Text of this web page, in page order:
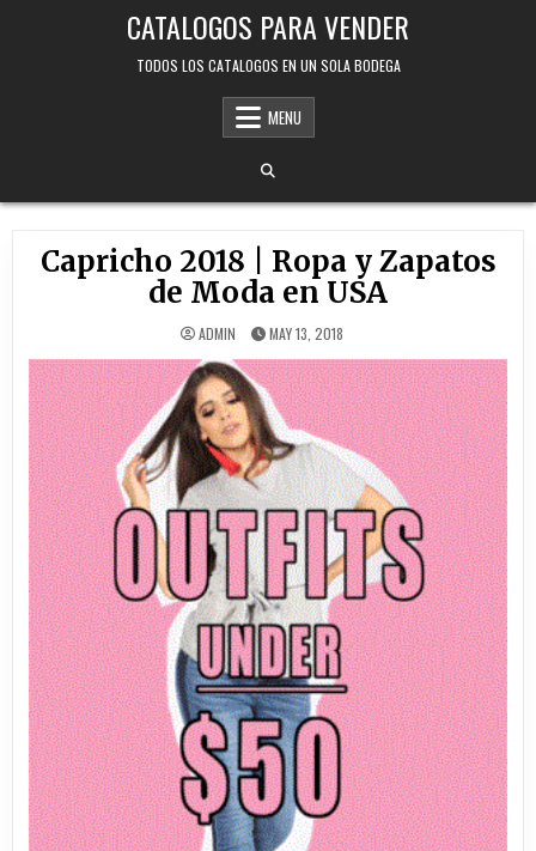
CATALOGOS PARA VENDER
TODOS LOS CATALOGOS EN UN SOLA BODEGA
MENU
Capricho 2018 | Ropa y Zapatos
de Moda en USA
ADMIN MAY 13, 2018